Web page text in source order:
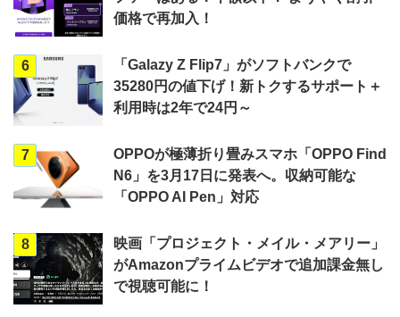
価格で再加入！
6
「Galazy Z Flip7」がソフトバンクで
35280円の値下げ！新トクするサポート＋
利用時は2年で24円～
7
OPPOが極薄折り畳みスマホ「OPPO Find
N6」を3月17日に発表へ。収納可能な
「OPPO AI Pen」対応
8
映画「プロジェクト・メイル・メアリー」
がAmazonプライムビデオで追加課金無し
で視聴可能に！